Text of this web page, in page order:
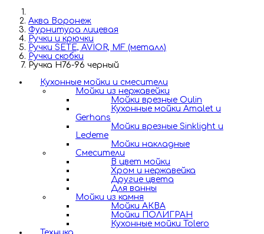
Аква Воронеж
Фурнитура лицевая
Ручки и крючки
Ручки SETE, AVIOR, MF (металл)
Ручки скобки
Ручка H76-96 черный
Кухонные мойки и смесители
Мойки из нержавейки
Мойки врезные Oulin
Кухонные мойки Amalet и
Gerhans
Мойки врезные Sinklight и
Ledeme
Мойки накладные
Смесители
В цвет мойки
Хром и нержавейка
Другие цвета
Для ванны
Мойки из камня
Мойки АКВА
Мойки ПОЛИГРАН
Кухонные мойки Tolero